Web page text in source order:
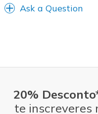
Ask a Question
20%
te inscreveres